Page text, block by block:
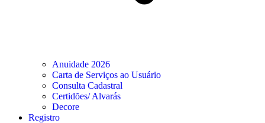
Anuidade 2026
Carta de Serviços ao Usuário
Consulta Cadastral
Certidões/ Alvarás
Decore
Registro